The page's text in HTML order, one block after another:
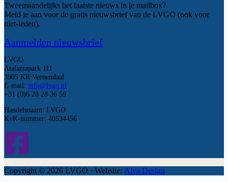
Tweemaandelijks het laatste nieuws in je mailbox?
Meld je aan voor de gratis nieuwsbrief van de LVGO (ook voor
niet-leden).
Aanmelden nieuwsbrief
LVGO
Atalantapark 111
3905 KR Veenendaal
E-mail: info@lvgo.nl
+31 (0)6 28 28 36 59
Handelsnaam: LVGO
KvK-nummer: 40534456
Copyright © 2026 LVGO · Website: Alva Design